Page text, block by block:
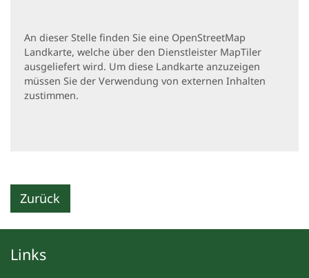
An dieser Stelle finden Sie eine OpenStreetMap
Landkarte, welche über den Dienstleister MapTiler
ausgeliefert wird. Um diese Landkarte anzuzeigen
müssen Sie der Verwendung von externen Inhalten
zustimmen.
Zurück
Links